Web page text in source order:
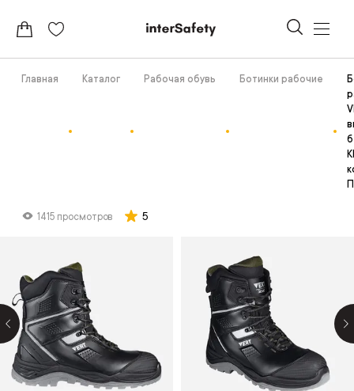
Главная Каталог Рабочая обувь Ботинки рабочие
1415 просмотров 5